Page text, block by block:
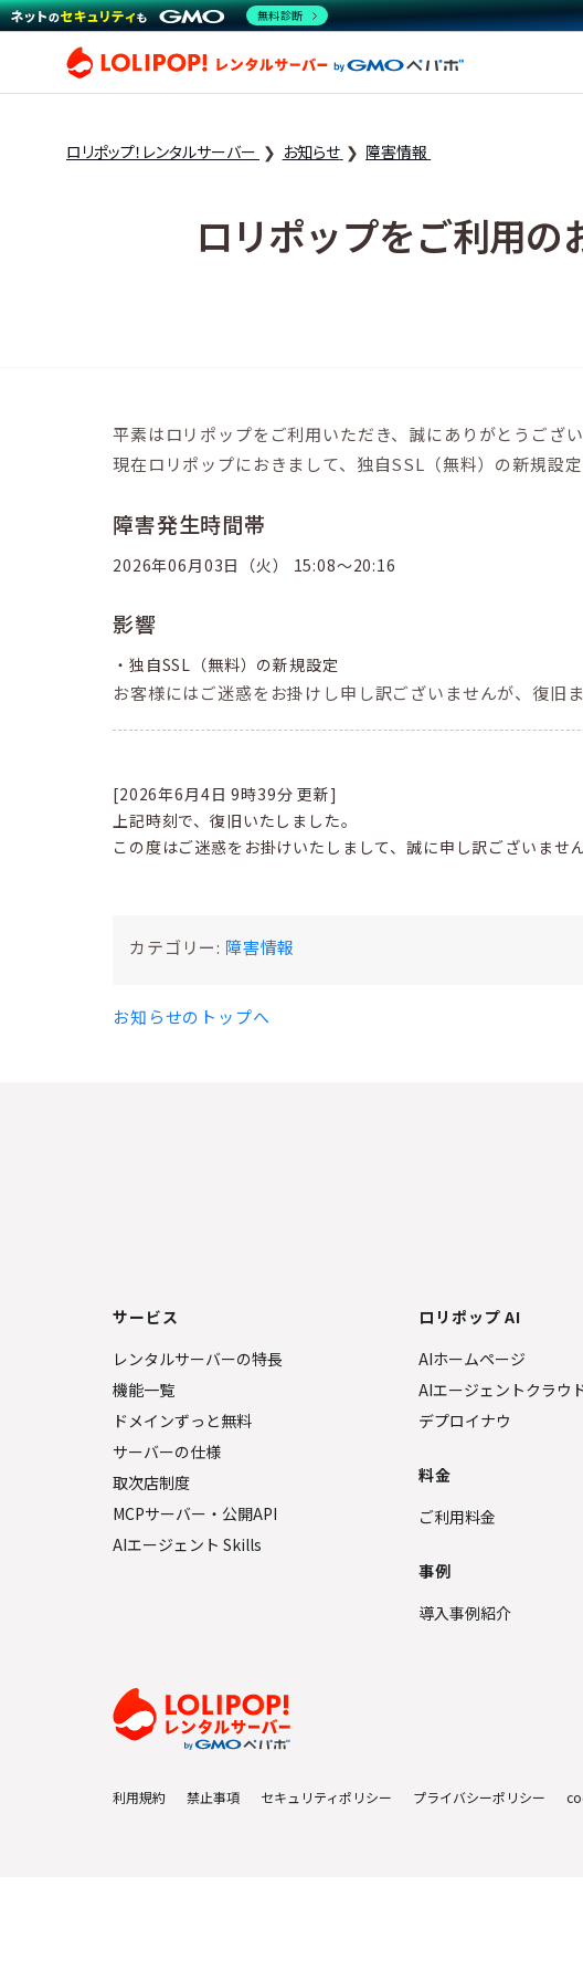
ロリポップ！
ロリポップ！レンタルサーバー お知らせ 障害情報
ロリポップをご利用の
平素はロリポップをご利用いただき、誠にありがとうござい
現在ロリポップにおきまして、独自SSL（無料）の新規設
障害発生時間帯
2026年06月03日（火） 15:08〜20:16
影響
・独自SSL（無料）の新規設定
お客様にはご迷惑をお掛けし申し訳ございませんが、復旧
[2026年6月4日 9時39分 更新]
上記時刻で、復旧いたしました。
この度はご迷惑をお掛けいたしまして、誠に申し訳ございません
カテゴリー: 障害情報
お知らせのトップへ
サービス
レンタルサーバーの特長
機能一覧
ドメインずっと無料
サーバーの仕様
取次店制度
MCPサーバー・公開API
AIエージェント Skills
ロリポップ AI
AIホームページ
AIエージェントクラウ
デプロイナウ
料金
ご利用料金
事例
導入事例紹介
利用規約 禁止事項 セキュリティポリシー プライバシーポリシー
無料診断